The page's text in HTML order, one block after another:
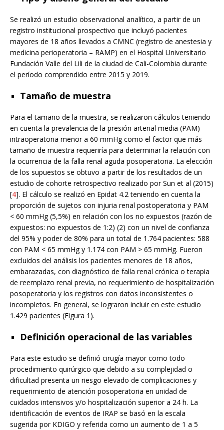
Se realizó un estudio observacional analítico, a partir de un
registro institucional prospectivo que incluyó pacientes
mayores de 18 años llevados a CMNC (registro de anestesia y
medicina perioperatoria – RAMP) en el Hospital Universitario
Fundación Valle del Lili de la ciudad de Cali-Colombia durante
el período comprendido entre 2015 y 2019.
Tamaño de muestra
Para el tamaño de la muestra, se realizaron cálculos teniendo
en cuenta la prevalencia de la presión arterial media (PAM)
intraoperatoria menor a 60 mmHg como el factor que más
tamaño de muestra requeriría para determinar la relación con
la ocurrencia de la falla renal aguda posoperatoria. La elección
de los supuestos se obtuvo a partir de los resultados de un
estudio de cohorte retrospectivo realizado por Sun et al (2015)
[4]. El cálculo se realizó en Epidat 4.2 teniendo en cuenta la
proporción de sujetos con injuria renal postoperatoria y PAM
< 60 mmHg (5,5%) en relación con los no expuestos (razón de
expuestos: no expuestos de 1:2) (2) con un nivel de confianza
del 95% y poder de 80% para un total de 1.764 pacientes: 588
con PAM < 65 mmHg y 1.174 con PAM > 65 mmHg. Fueron
excluidos del análisis los pacientes menores de 18 años,
embarazadas, con diagnóstico de falla renal crónica o terapia
de reemplazo renal previa, no requerimiento de hospitalización
posoperatoria y los registros con datos inconsistentes o
incompletos. En general, se lograron incluir en este estudio
1.429 pacientes (Figura 1).
Definición operacional de las variables
Para este estudio se definió cirugía mayor como todo
procedimiento quirúrgico que debido a su complejidad o
dificultad presenta un riesgo elevado de complicaciones y
requerimiento de atención posoperatoria en unidad de
cuidados intensivos y/o hospitalización superior a 24 h. La
identificación de eventos de IRAP se basó en la escala
sugerida por KDIGO y referida como un aumento de 1 a 5